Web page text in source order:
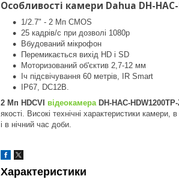
Особливості камери Dahua DH-
1/2.7" - 2 Мп CMOS
25 кадрів/с при дозволі 1080р
Вбудований мікрофон
Перемикається вихід HD і SD
Моторизований об'єктив 2,7-12 мм
Іч підсвічування 60 метрів, IR Smart
IP67, DC12В.
2 Мп HDCVI відеокамера DH-HAC-
якості. Високі технічні характеристики
і в нічний час доби.
Характеристики